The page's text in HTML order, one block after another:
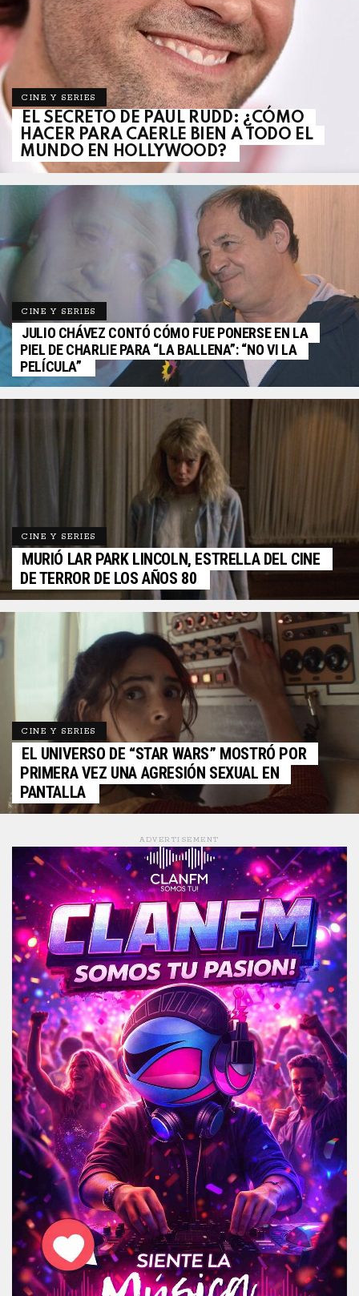
CINE Y SERIES
EL SECRETO DE PAUL RUDD: ¿CÓMO
HACER PARA CAERLE BIEN A TODO EL
MUNDO EN HOLLYWOOD?
CINE Y SERIES
JULIO CHÁVEZ CONTÓ CÓMO FUE PONERSE EN LA
PIEL DE CHARLIE PARA “LA BALLENA”: “NO VI LA
PELÍCULA”
CINE Y SERIES
MURIÓ LAR PARK LINCOLN, ESTRELLA DEL CINE
DE TERROR DE LOS AÑOS 80
CINE Y SERIES
EL UNIVERSO DE “STAR WARS” MOSTRÓ POR
PRIMERA VEZ UNA AGRESIÓN SEXUAL EN
PANTALLA
ADVERTISEMENT